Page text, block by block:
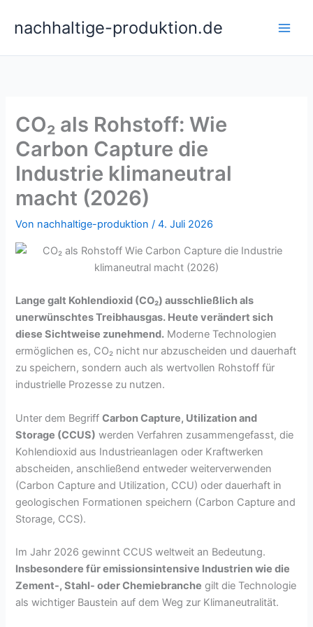
Inhaltnachhaltige-produktion.de
CO₂ als Rohstoff: Wie
Carbon Capture die
Industrie klimaneutral
macht (2026)
Von nachhaltige-produktion/4. Juli 2026
Lange galt Kohlendioxid (CO₂) ausschließlich als
unerwünschtes Treibhausgas. Heute verändert sich
diese Sichtweise zunehmend. Moderne Technologien
ermöglichen es, CO₂ nicht nur abzuscheiden und dauerhaft
zu speichern, sondern auch als wertvollen Rohstoff für
industrielle Prozesse zu nutzen.
Unter dem BegriffCarbon Capture, Utilization and
Storage (CCUS) werden Verfahren zusammengefasst, die
Kohlendioxid aus Industrieanlagen oder Kraftwerken
abscheiden, anschließend entweder weiterverwenden
(Carbon Capture and Utilization, CCU) oder dauerhaft in
geologischen Formationen speichern (Carbon Capture and
Storage, CCS).
Im Jahr 2026 gewinnt CCUS weltweit an Bedeutung.
Insbesondere für emissionsintensive Industrien wie die
Zement-, Stahl- oder Chemiebranche gilt die Technologie
als wichtiger Baustein auf dem Weg zur Klimaneutralität.